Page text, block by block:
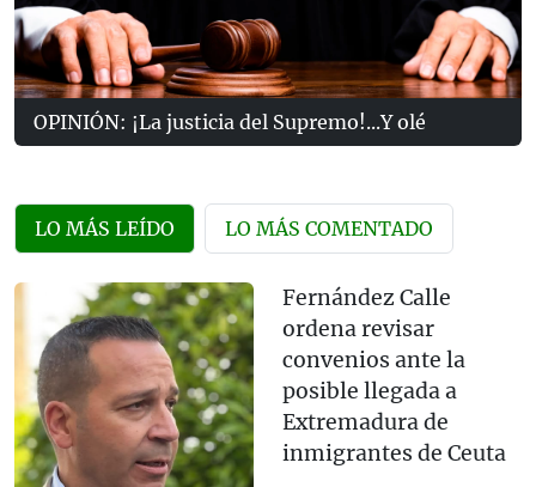
OPINIÓN: ¡La justicia del Supremo!...Y olé
LO MÁS LEÍDO LO MÁS COMENTADO
Fernández Calle
ordena revisar
convenios ante la
posible llegada a
Extremadura de
inmigrantes de Ceuta